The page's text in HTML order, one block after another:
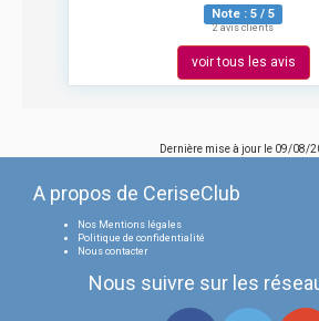
Note : 5 / 5
2 avis clients
voir tous les avis
Dernière mise à jour le 09/08/
A propos de CeriseClub
Nos Mentions légales
Politique de confidentialité
Nous contacter
Nous suivre sur les